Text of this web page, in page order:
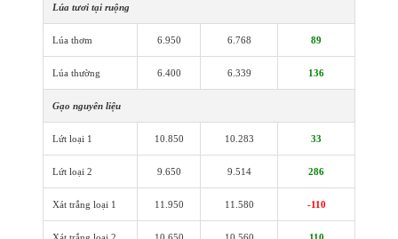
Lúa tươi tại ruộng
Lúa thơm 6.950 6.768 89
Lúa thường 6.400 6.339 136
Gạo nguyên liệu
Lứt loại 1 10.850 10.283 33
Lứt loại 2 9.650 9.514 286
Xát trắng loại 1 11.950 11.580 -110